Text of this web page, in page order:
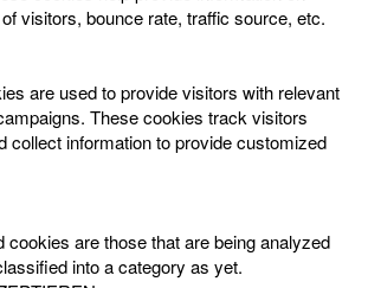
visitors, bounce rate, traffic source, etc.
are used to provide visitors with relevant
These cookies track visitors
collect information to provide customized
cookies are those that are being analyzed
into a category as yet.